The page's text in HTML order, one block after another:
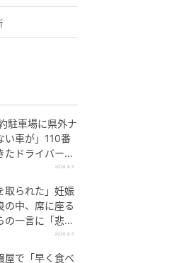
駐車場に県外ナ
い車が」110番
たドライバー
口論になった」
2026.8.5
取られた」妊娠
の中、席に座る
の一言に「悲し
も忘れない」2026.8.5
屋で「早く食べ